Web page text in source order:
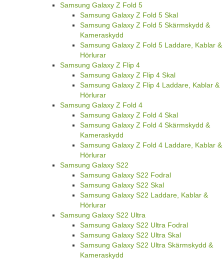
Samsung Galaxy Z Fold 5
Samsung Galaxy Z Fold 5 Skal
Samsung Galaxy Z Fold 5 Skärmskydd &
Kameraskydd
Samsung Galaxy Z Fold 5 Laddare, Kablar &
Hörlurar
Samsung Galaxy Z Flip 4
Samsung Galaxy Z Flip 4 Skal
Samsung Galaxy Z Flip 4 Laddare, Kablar &
Hörlurar
Samsung Galaxy Z Fold 4
Samsung Galaxy Z Fold 4 Skal
Samsung Galaxy Z Fold 4 Skärmskydd &
Kameraskydd
Samsung Galaxy Z Fold 4 Laddare, Kablar &
Hörlurar
Samsung Galaxy S22
Samsung Galaxy S22 Fodral
Samsung Galaxy S22 Skal
Samsung Galaxy S22 Laddare, Kablar &
Hörlurar
Samsung Galaxy S22 Ultra
Samsung Galaxy S22 Ultra Fodral
Samsung Galaxy S22 Ultra Skal
Samsung Galaxy S22 Ultra Skärmskydd &
Kameraskydd